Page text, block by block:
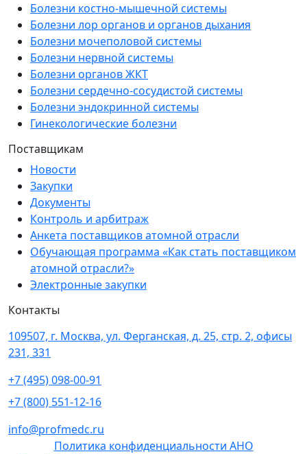
Болезни костно-мышечной системы
Болезни лор органов и органов дыхания
Болезни мочеполовой системы
Болезни нервной системы
Болезни органов ЖКТ
Болезни сердечно-сосудистой системы
Болезни эндокринной системы
Гинекологические болезни
Поставщикам
Новости
Закупки
Документы
Контроль и арбитраж
Анкета поставщиков атомной отрасли
Обучающая программа «Как стать поставщиком
атомной отрасли?»
Электронные закупки
Контакты
109507, г. Москва, ул. Ферганская, д. 25, стр. 2, офисы
231, 331
+7 (495) 098-00-91
+7 (800) 551-12-16
info@profmedc.ru
Политика конфиденциальности АНО